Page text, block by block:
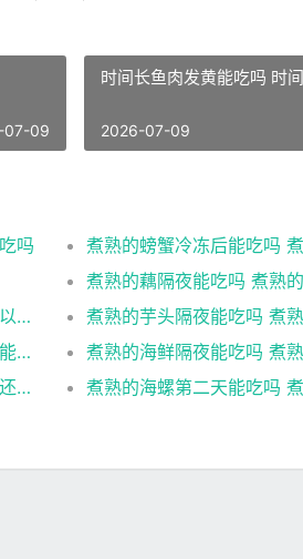
07-09
时间长鱼肉发黄能吃吗 时
2026-07-09
吗
煮熟的藕隔夜能吃吗 煮熟
煮熟的菜放冷冻能吃吗 煮熟的菜放冷冻还可以食用吗
煮熟的芋头隔夜能吃吗 煮
煮熟的海鲜隔夜还能吃吗 煮熟的海鲜隔夜还能不能吃
煮熟的海鲜隔夜能吃吗 煮
煮熟的海螺隔夜能吃吗 煮熟的海螺隔夜是否还能吃